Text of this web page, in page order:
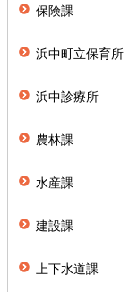
保険課
浜中町立保育所
浜中診療所
農林課
水産課
建設課
上下水道課